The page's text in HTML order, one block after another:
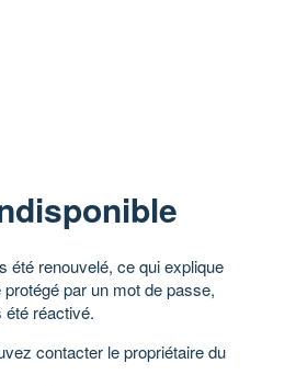
été renouvelé, ce qui explique
par un mot de passe,
été réactivé.
contacter le propriétaire du